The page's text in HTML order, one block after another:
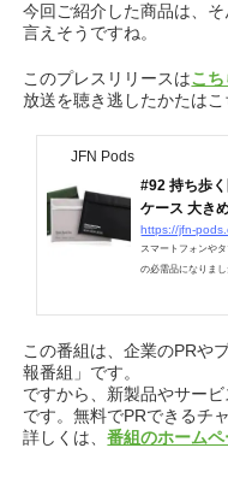
今回ご紹介した商品は、
言えそうですね。
このプレスリリースはこ
放送を聴き逃したかたはこ
JFN Pods
#92 持ち歩
ケース 大き
https://jfn-
スマートフォンや
の必需品になりま
この番組は、企業のPRや
報番組」です。
ですから、新製品やサー
です。無料でPRできるチ
詳しくは、番組のホーム